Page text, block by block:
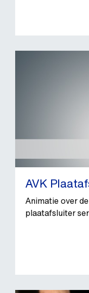
AVK
Animatie over
plaatafsluiter